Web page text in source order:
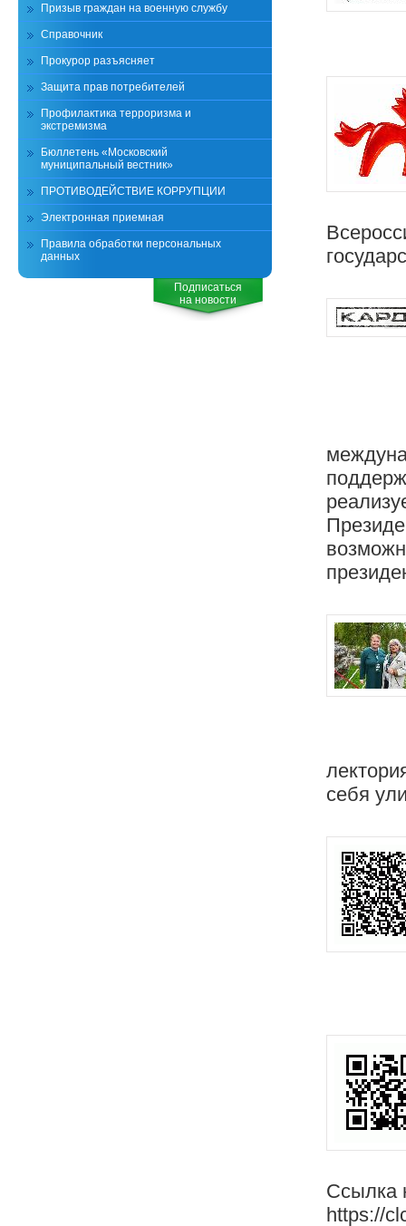
себя
Ссылка
https://
Призыв граждан на военную службу
Справочник
Прокурор разъясняет
Защита прав потребителей
Профилактика терроризма и
экстремизма
Бюллетень «Московский
муниципальный вестник»
ПРОТИВОДЕЙСТВИЕ КОРРУПЦИИ
Электронная приемная
Правила обработки персональных
данных
Подписаться
на новости